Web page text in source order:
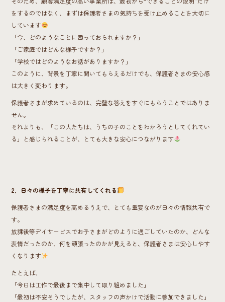
をするのではなく、まずは保護者さまの気持ちを受け止めることを大切に
しています
「今、どのようなことに困っておられますか？」
「ご家庭ではどんな様子ですか？」
「学校ではどのようなお話がありますか？」
このように、背景を丁寧に聞いてもらえるだけでも、保護者さまの安心感
は大きく変わります。
保護者さまが求めているのは、完璧な答えをすぐにもらうことではありま
せん。
それよりも、「この人たちは、うちの子のことをわかろうとしてくれてい
る」と感じられることが、とても大きな安心につながります
2．日々の様子を丁寧に共有してくれる
保護者さまの満足度を高めるうえで、とても重要なのが日々の情報共有で
す。
放課後等デイサービスでお子さまがどのように過ごしていたのか、どんな
表情だったのか、何を頑張ったのかが見えると、保護者さまは安心しやす
くなります
たとえば、
「今日は工作で最後まで集中して取り組めました」
「最初は不安そうでしたが、スタッフの声かけで活動に参加できました」